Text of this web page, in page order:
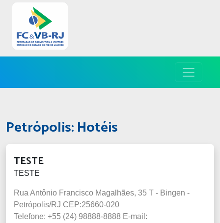
Petrópolis: Hotéis
TESTE
TESTE
Rua Antônio Francisco Magalhães, 35 T - Bingen -
Petrópolis/RJ CEP:25660-020
Telefone: +55 (24) 98888-8888 E-mail: